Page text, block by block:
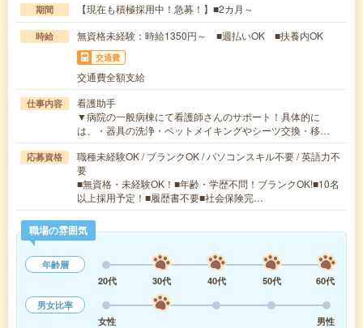
期間 【現在も積極採用中！急募！】■2カ月～
時給 無資格未経験：時給1350円～ ■週払いOK ■扶養内OK
交通費
交通費全額支給
仕事内容
看護助手
▼病院の一般病棟にて看護師さんのサポート！具体的に
は、・器具の洗浄・ベットメイキングやシーツ交換・移…
応募資格
職種未経験OK / ブランクOK / パソコンスキル不要 / 英語力不
要
■無資格・未経験OK！■年齢・学歴不問！ブランクOK!■10名
以上採用予定！■履歴書不要■社会保険完…
職場の雰囲気
年齢層
20代
30代 40代 50代
60代
男女比率
女性
男性